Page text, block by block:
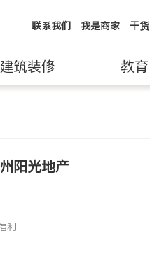
联系我们 我是商家 干货
建筑装修 教育
阳光地产
利